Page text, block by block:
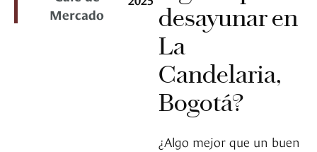
Mercado
desayunar en
La
Candelaria,
Bogotá?
¿Algo mejor que un buen